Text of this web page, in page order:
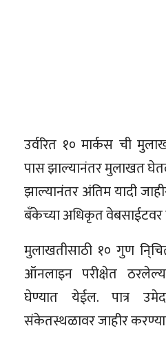
उर्वरित १० मार्कस ची
पास झाल्यानंतर मुलाखत
झाल्यानंतर अंतिम यादी
बँकेच्या अधिकृत वेबसाईटवर
मुलाखतीसाठी १० गुण
ऑनलाइन परीक्षेत
घेण्यात येईल. पात्र
संकेतस्थळावर जाहीर